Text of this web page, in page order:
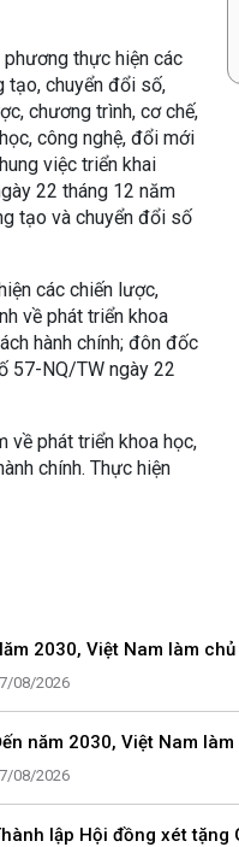
phương thực hiện các
tạo, chuyển đổi số,
chương trình, cơ chế,
công nghệ, đổi mới
việc triển khai
22 tháng 12 năm
tạo và chuyển đổi số
các chiến lược,
về phát triển khoa
hành chính; đôn đốc
57-NQ/TW ngày 22
về phát triển khoa học,
chính. Thực hiện
2030, Việt Nam làm
08/2026
năm 2030, Việt Nam
08/2026
lập Hội đồng xét tặng